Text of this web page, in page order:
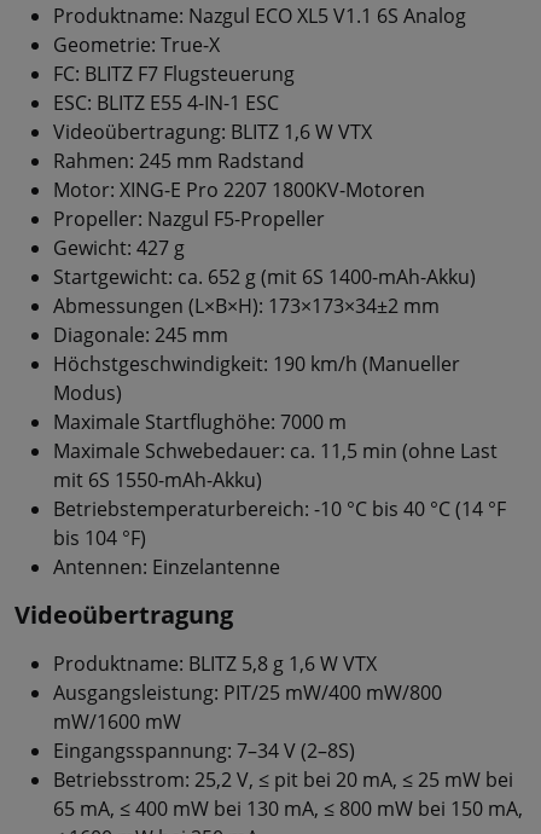
Produktname: Nazgul ECO XL5 V1.1 6S Analog
Geometrie: True-X
FC: BLITZ F7 Flugsteuerung
ESC: BLITZ E55 4-IN-1 ESC
Videoübertragung: BLITZ 1,6 W VTX
Rahmen: 245 mm Radstand
Motor: XING-E Pro 2207 1800KV-Motoren
Propeller: Nazgul F5-Propeller
Gewicht: 427 g
Startgewicht: ca. 652 g (mit 6S 1400-mAh-Akku)
Abmessungen (L×B×H): 173×173×34±2 mm
Diagonale: 245 mm
Höchstgeschwindigkeit: 190 km/h (Manueller
Modus)
Maximale Startflughöhe: 7000 m
Maximale Schwebedauer: ca. 11,5 min (ohne Last
mit 6S 1550-mAh-Akku)
Betriebstemperaturbereich: -10 °C bis 40 °C (14 °F
bis 104 °F)
Antennen: Einzelantenne
Videoübertragung
Produktname: BLITZ 5,8 g 1,6 W VTX
Ausgangsleistung: PIT/25 mW/400 mW/800
mW/1600 mW
Eingangsspannung: 7–34 V (2–8S)
Betriebsstrom: 25,2 V, ≤ pit bei 20 mA, ≤ 25 mW bei
65 mA, ≤ 400 mW bei 130 mA, ≤ 800 mW bei 150 mA,